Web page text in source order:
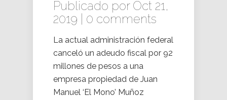
Publicado por Oct 21,
2019 | 0 comments
La actual administración federal
canceló un adeudo fiscal por 92
millones de pesos a una
empresa propiedad de Juan
Manuel ‘El Mono’ Muñoz